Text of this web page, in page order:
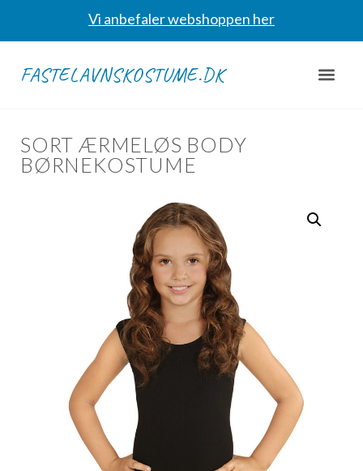
Vi anbefaler webshoppen her
FASTELAVNSKOSTUME.DK
SORT ÆRMELØS BODY
BØRNEKOSTUME